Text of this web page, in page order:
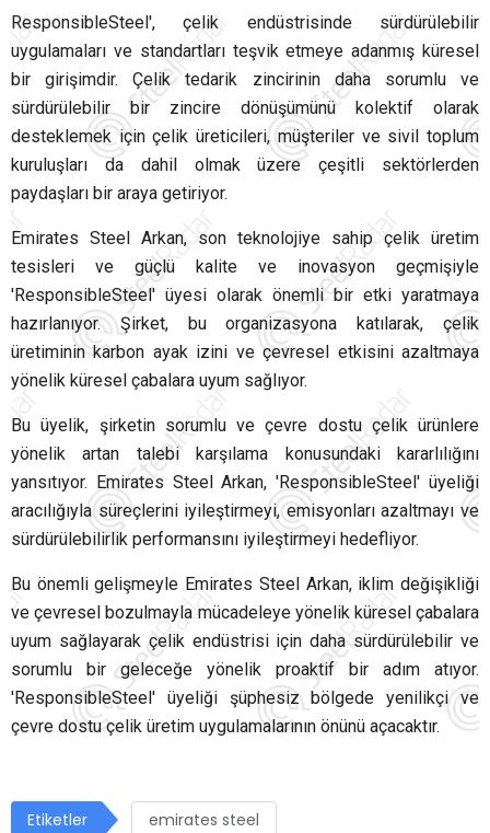
ResponsibleSteel', çelik endüstrisinde sürdürülebilir
uygulamaları ve standartları teşvik etmeye adanmış küresel
bir girişimdir. Çelik tedarik zincirinin daha sorumlu ve
sürdürülebilir bir zincire dönüşümünü kolektif olarak
desteklemek için çelik üreticileri, müşteriler ve sivil toplum
kuruluşları da dahil olmak üzere çeşitli sektörlerden
paydaşları bir araya getiriyor.
Emirates Steel Arkan, son teknolojiye sahip çelik üretim
tesisleri ve güçlü kalite ve inovasyon geçmişiyle
'ResponsibleSteel' üyesi olarak önemli bir etki yaratmaya
hazırlanıyor. Şirket, bu organizasyona katılarak, çelik
üretiminin karbon ayak izini ve çevresel etkisini azaltmaya
yönelik küresel çabalara uyum sağlıyor.
Bu üyelik, şirketin sorumlu ve çevre dostu çelik ürünlere
yönelik artan talebi karşılama konusundaki kararlılığını
yansıtıyor. Emirates Steel Arkan, 'ResponsibleSteel' üyeliği
aracılığıyla süreçlerini iyileştirmeyi, emisyonları azaltmayı ve
sürdürülebilirlik performansını iyileştirmeyi hedefliyor.
Bu önemli gelişmeyle Emirates Steel Arkan, iklim değişikliği
ve çevresel bozulmayla mücadeleye yönelik küresel çabalara
uyum sağlayarak çelik endüstrisi için daha sürdürülebilir ve
sorumlu bir geleceğe yönelik proaktif bir adım atıyor.
'ResponsibleSteel' üyeliği şüphesiz bölgede yenilikçi ve
çevre dostu çelik üretim uygulamalarının önünü açacaktır.
Etiketler emirates steel